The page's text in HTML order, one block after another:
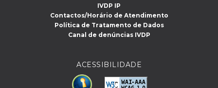
IVDP IP
Contactos/Horário de Atendimento
Política de Tratamento de Dados
Canal de denúncias IVDP
ACESSIBILIDADE